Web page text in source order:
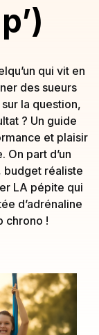
qui vit en
des sueurs
la question,
? Un guide
et plaisir
On part d’un
budget réaliste
LA pépite qui
d’adrénaline
chrono !